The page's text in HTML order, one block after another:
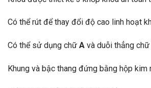
Có thể rút để thay đổi độ cao linh hoạt
Có thể sử dụng chữ A và duỗi thẳng chữ
Khung và bậc thang đứng bằng hộp kim